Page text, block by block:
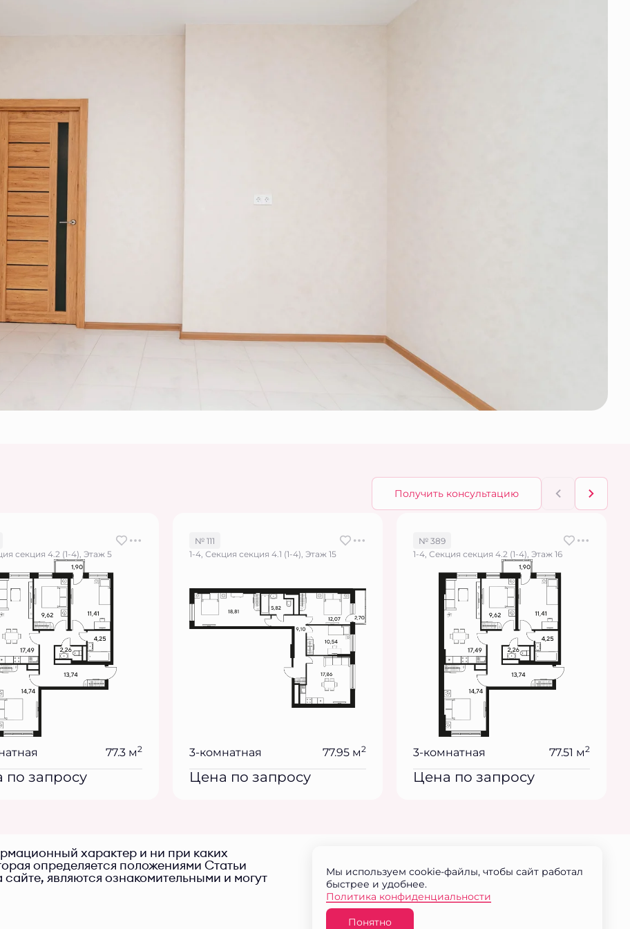
Получить консультацию
секция 4.2 (1-4), Этаж 5
77.3 м2
по запросу
№ 111
1-4, Секция секция 4.1 (1-4), Этаж 15
3-комнатная 77.95 м2
Цена по запросу
№ 389
1-4, Секция секция 4.2 (1-4), Этаж 16
3-комнатная 77.51 м2
Цена по запросу
характер и ни при каких
определяется положениями Статьи
являются ознакомительными и могут
Мы используем cookie-файлы, чтобы сайт работал
быстрее и удобнее.
Политика конфиденциальности
Понятно